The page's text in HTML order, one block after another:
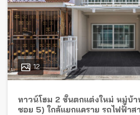
12
ทาวน์โฮม 2 ชั้นตกแต่งใหม่ หมู่บ้า
ซอย 5) ใกล้แยกแคราย รถไฟฟ้าส